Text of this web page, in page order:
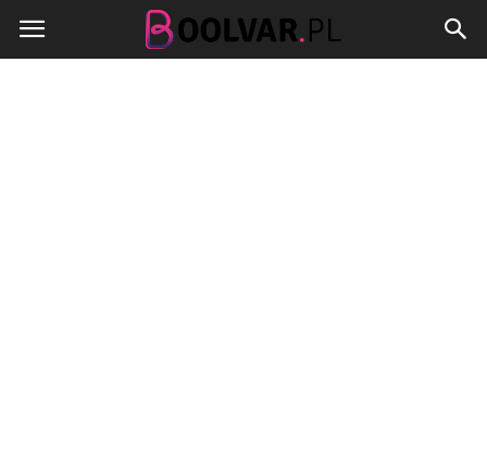
Boolvar.pl